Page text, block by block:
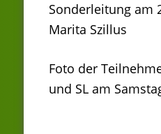
Sonderleitung am
Marita Szillus
Foto der
und SL am